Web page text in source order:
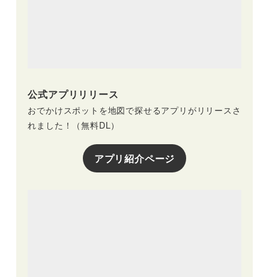
公式アプリリリース
おでかけスポットを地図で探せるアプリがリリースさ
れました！（無料DL）
アプリ紹介ページ